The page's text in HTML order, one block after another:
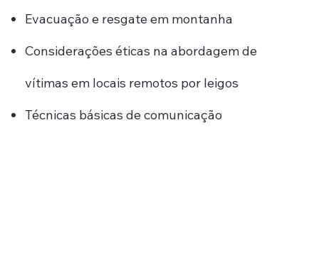
Evacuação e resgate em montanha
Considerações éticas na abordagem de
vítimas em locais remotos por leigos
Técnicas básicas de comunicação